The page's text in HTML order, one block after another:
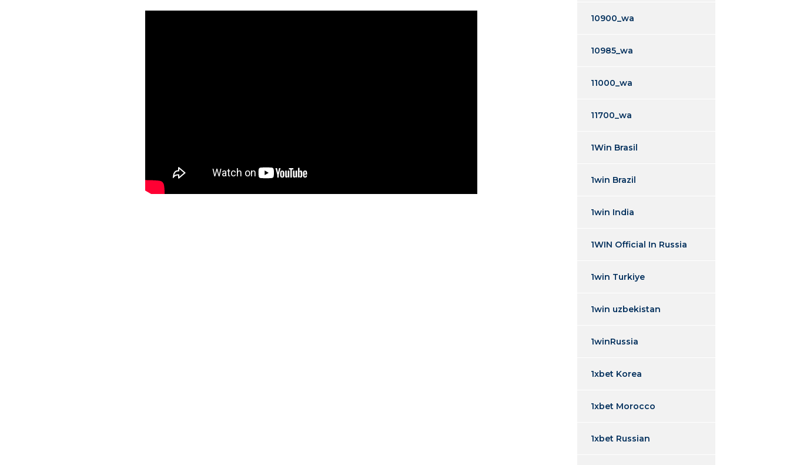
10900_wa
10985_wa
11000_wa
11700_wa
1Win Brasil
1win Brazil
1win India
1WIN Official In Russia
1win Turkiye
1win uzbekistan
1winRussia
1xbet Korea
1xbet Morocco
1xbet Russian